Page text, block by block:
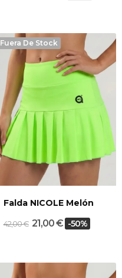
Fuera De Stock
Falda NICOLE Melón
42,00 € 21,00 € -50%